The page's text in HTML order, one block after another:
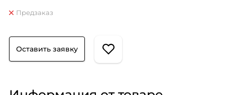
Предзаказ
Оставить заявку